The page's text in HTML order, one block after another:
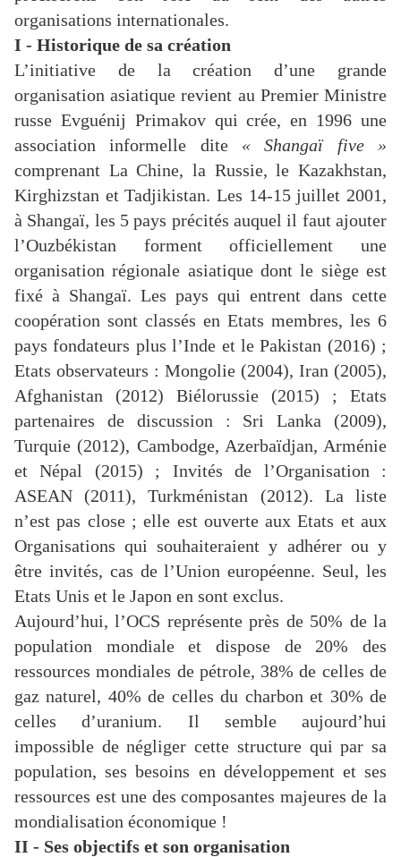
organisations internationales.
I - Historique de sa création
L’initiative de la création d’une grande
organisation asiatique revient au Premier Ministre
russe Evguénij Primakov qui crée, en 1996 une
association informelle dite « Shangaï five »
comprenant La Chine, la Russie, le Kazakhstan,
Kirghizstan et Tadjikistan. Les 14-15 juillet 2001,
à Shangaï, les 5 pays précités auquel il faut ajouter
l’Ouzbékistan forment officiellement une
organisation régionale asiatique dont le siège est
fixé à Shangaï. Les pays qui entrent dans cette
coopération sont classés en Etats membres, les 6
pays fondateurs plus l’Inde et le Pakistan (2016) ;
Etats observateurs : Mongolie (2004), Iran (2005),
Afghanistan (2012) Biélorussie (2015) ; Etats
partenaires de discussion : Sri Lanka (2009),
Turquie (2012), Cambodge, Azerbaïdjan, Arménie
et Népal (2015) ; Invités de l’Organisation :
ASEAN (2011), Turkménistan (2012). La liste
n’est pas close ; elle est ouverte aux Etats et aux
Organisations qui souhaiteraient y adhérer ou y
être invités, cas de l’Union européenne. Seul, les
Etats Unis et le Japon en sont exclus.
Aujourd’hui, l’OCS représente près de 50% de la
population mondiale et dispose de 20% des
ressources mondiales de pétrole, 38% de celles de
gaz naturel, 40% de celles du charbon et 30% de
celles d’uranium. Il semble aujourd’hui
impossible de négliger cette structure qui par sa
population, ses besoins en développement et ses
ressources est une des composantes majeures de la
mondialisation économique !
II - Ses objectifs et son organisation